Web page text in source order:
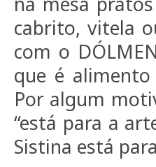
cabrito, vitela
com o
que é
Por algum
“está para a
Sistina está